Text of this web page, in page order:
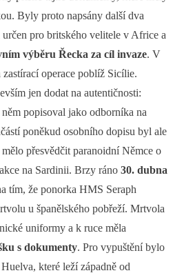
Byly proto napsány další dva
určen pro britského velitele v Africe a
výběru Řecka za cíl invaze. V
operace poblíž Sicílie.
jen dodat na autentičnosti:
popisoval jako odborníka na
poněkud osobního dopisu byl ale
mělo přesvědčit paranoidní Němce o
na Sardinii. Brzy ráno 30. dubna
tím, že ponorka HMS Seraph
u španělského pobřeží. Mrtvola
uniformy a k ruce měla
s dokumenty. Pro vypuštění bylo
které leží západně od